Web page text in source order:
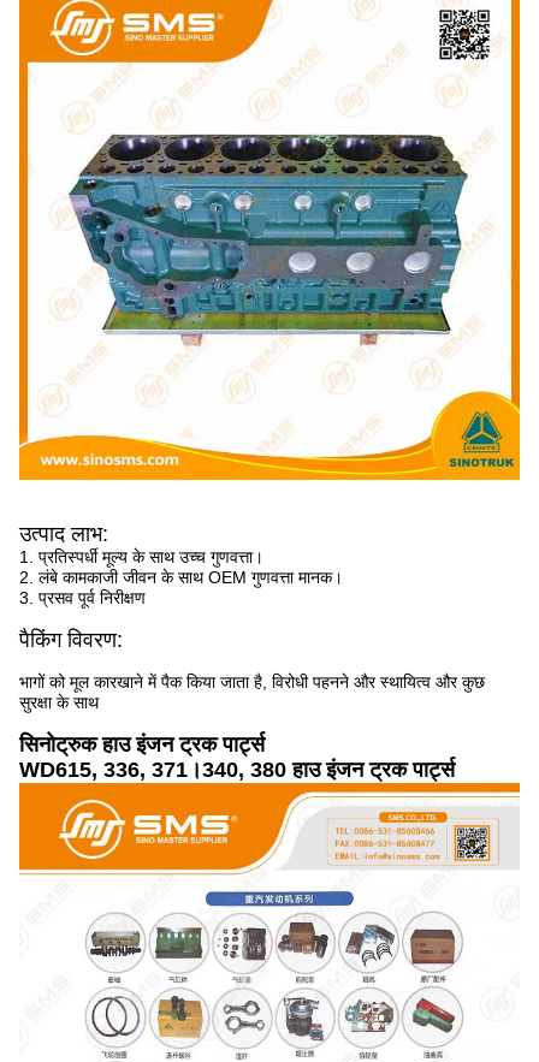
उत्पाद लाभ:
1. प्रतिस्पर्धी मूल्य के साथ उच्च गुणवत्ता।
2. लंबे कामकाजी जीवन के साथ OEM गुणवत्ता मानक।
3. प्रसव पूर्व निरीक्षण
पैकिंग विवरण:
भागों को मूल कारखाने में पैक किया जाता है, विरोधी पहनने और स्थायित्व और कुछ
सुरक्षा के साथ
सिनोट्रुक हाउ इंजन ट्रक पार्ट्स
WD615, 336, 371।340, 380 हाउ इंजन ट्रक पार्ट्स